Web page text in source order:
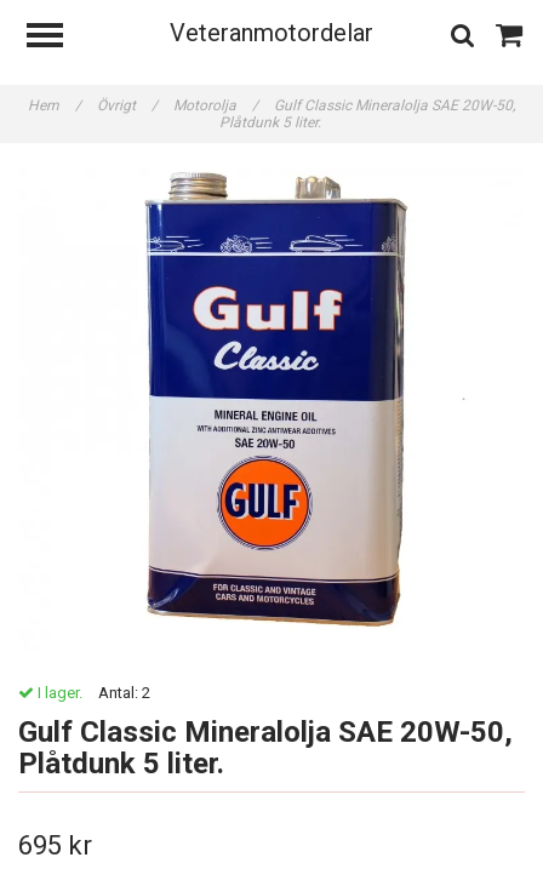
Veteranmotordelar
Hem / Övrigt / Motorolja /
Gulf Classic Mineralolja SAE 20W-50,
Plåtdunk 5 liter.
I lager. Antal: 2
Gulf Classic Mineralolja SAE 20W-50,
Plåtdunk 5 liter.
695 kr